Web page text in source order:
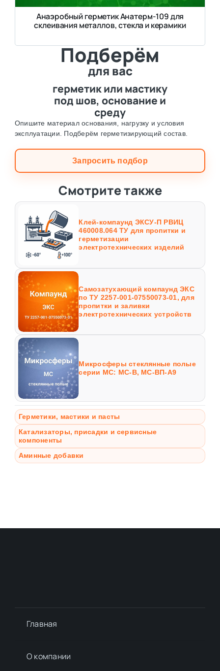
Анаэробный герметик Анатерм-109 для
склеивания металлов, стекла и керамики
Подберём
для вас
герметик или мастику
под шов, основание и
среду
Опишите материал основания, нагрузку и условия
эксплуатации. Подберём герметизирующий состав.
Запросить подбор
Смотрите также
Клей-компаунд ЭКСУ-П РВИЦ
460008.064 ТУ для пропитки и
герметизации
электротехнических изделий
Самозатухающий компаунд ЭКС
по ТУ 2257-001-07550073-01, для
пропитки и заливки
электротехнических устройств
Микросферы стеклянные полые
серии МС: МС-В, МС-ВП-А9
Герметики, мастики и пасты
Катализаторы, присадки и сервисные
компоненты
Аминные добавки
Главная
О компании